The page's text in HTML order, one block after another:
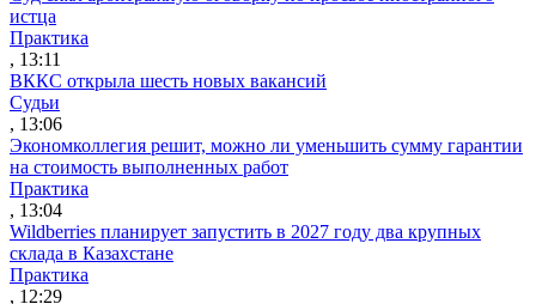
истца
Практика
, 13:11
ВККС открыла шесть новых вакансий
Судьи
, 13:06
Экономколлегия решит, можно ли уменьшить сумму гарантии
на стоимость выполненных работ
Практика
, 13:04
Wildberries планирует запустить в 2027 году два крупных
склада в Казахстане
Практика
, 12:29